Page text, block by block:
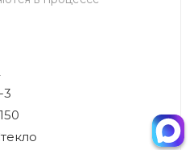
3
150